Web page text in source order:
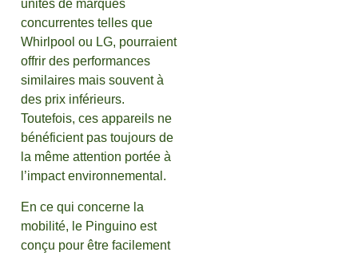
unités de marques
concurrentes telles que
Whirlpool ou LG, pourraient
offrir des performances
similaires mais souvent à
des prix inférieurs.
Toutefois, ces appareils ne
bénéficient pas toujours de
la même attention portée à
l’impact environnemental.
En ce qui concerne la
mobilité, le Pinguino est
conçu pour être facilement